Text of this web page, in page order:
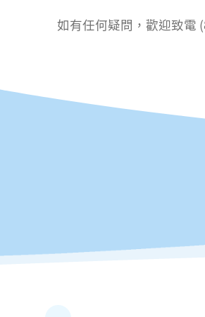
如有任何疑問，歡迎致電